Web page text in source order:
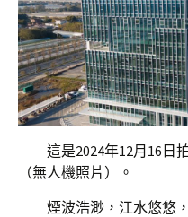
這是2024年12月16日
（無人機照片）。
煙波浩渺，江水悠悠